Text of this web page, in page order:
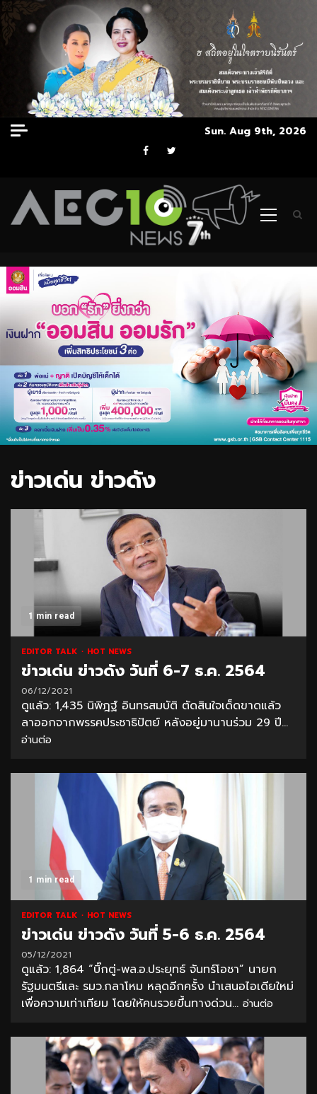
Skip
to
Sun. Aug 9th, 2026
Facebook
Twitter
Primary
ข่าวเด่น ข่าวดัง
1 min read
EDITOR TALK HOT NEWS
ข่าวเด่น ข่าวดัง วันที่ 6-7 ธ.ค. 2564
06/12/2021
ดูแล้ว: 1,435 นิพิฎฐ์ อินทรสมบัติ ตัดสินใจเด็ดขาดแล้ว
ลาออกจากพรรคประชาธิปัตย์ หลังอยู่มานานร่วม 29 ปี...
อ่านต่อ
1 min read
EDITOR TALK HOT NEWS
ข่าวเด่น ข่าวดัง วันที่ 5-6 ธ.ค. 2564
05/12/2021
ดูแล้ว: 1,864 “บิ๊กตู่-พล.อ.ประยุทธ์ จันทร์โอชา” นายก
รัฐมนตรีและ รมว.กลาโหม หลุดอีกครั้ง นำเสนอไอเดียใหม่
เพื่อความเท่าเทียม โดยให้คนรวยขึ้นทางด่วน... อ่านต่อ